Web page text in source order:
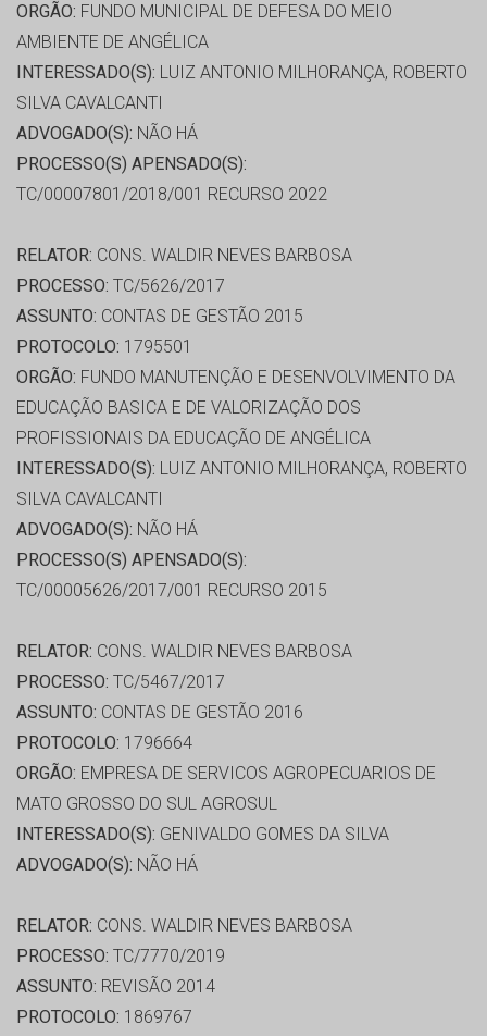
ORGÃO: FUNDO MUNICIPAL DE DEFESA DO MEIO
AMBIENTE DE ANGÉLICA
INTERESSADO(S): LUIZ ANTONIO MILHORANÇA, ROBERTO
SILVA CAVALCANTI
ADVOGADO(S): NÃO HÁ
PROCESSO(S) APENSADO(S):
TC/00007801/2018/001 RECURSO 2022
RELATOR: CONS. WALDIR NEVES BARBOSA
PROCESSO: TC/5626/2017
ASSUNTO: CONTAS DE GESTÃO 2015
PROTOCOLO: 1795501
ORGÃO: FUNDO MANUTENÇÃO E DESENVOLVIMENTO DA
EDUCAÇÃO BASICA E DE VALORIZAÇÃO DOS
PROFISSIONAIS DA EDUCAÇÃO DE ANGÉLICA
INTERESSADO(S): LUIZ ANTONIO MILHORANÇA, ROBERTO
SILVA CAVALCANTI
ADVOGADO(S): NÃO HÁ
PROCESSO(S) APENSADO(S):
TC/00005626/2017/001 RECURSO 2015
RELATOR: CONS. WALDIR NEVES BARBOSA
PROCESSO: TC/5467/2017
ASSUNTO: CONTAS DE GESTÃO 2016
PROTOCOLO: 1796664
ORGÃO: EMPRESA DE SERVICOS AGROPECUARIOS DE
MATO GROSSO DO SUL AGROSUL
INTERESSADO(S): GENIVALDO GOMES DA SILVA
ADVOGADO(S): NÃO HÁ
RELATOR: CONS. WALDIR NEVES BARBOSA
PROCESSO: TC/7770/2019
ASSUNTO: REVISÃO 2014
PROTOCOLO: 1869767